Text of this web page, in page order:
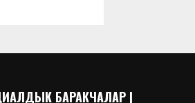
БАРАКЧАЛАР |